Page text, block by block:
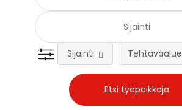
Sijainti Tehtäväalue